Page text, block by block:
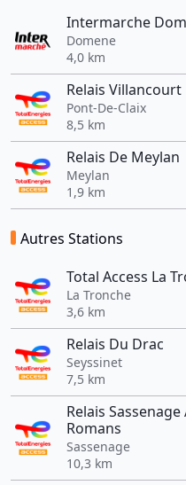
Intermarche
Domene
4,0 km
Relais Villancourt
Pont-De-Claix
8,5 km
Relais De Meylan
Meylan
1,9 km
Autres Stations
Total Access La
La Tronche
3,6 km
Relais Du Drac
Seyssinet
7,5 km
Relais Sassenage
Romans
Sassenage
10,3 km